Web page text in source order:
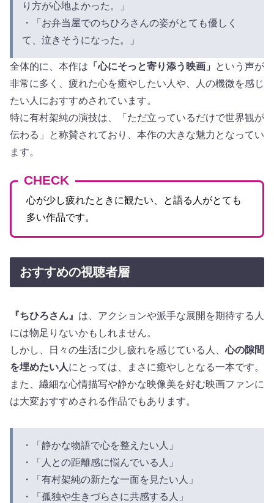
り方が心地よかった。」
・「お弁当屋でのちひろさんの姿がとても優しく
て、泣きそうになった。」
全体的に、本作は 「心にそっと寄り添う映画」
という声が
非常に多く、疲れた心を癒やしたい人や、人の機微を感じ
たい人におすすめされています。
特に有村架純の演技は、「ただ立っているだけで世界観が
伝わる」と称賛されており、本作の大きな魅力となってい
ます。
CHECK
心が少し疲れたときに観たい、と語る人がとても
多い作品です。
おすすめの視聴者層
『ちひろさん』 は、アクションや派手な展開を期待する人
には物足りないかもしれません。
しかし、日々の生活に少し疲れを感じている人、心の隙間
を埋めたい人にとっては、まさに癒やしとなる一本です。
また、繊細な心情描写や静かな映像美を好む映画ファンに
は大変おすすめされる作品でもあります。
・「静かな物語で心を整えたい人」
・「人との距離感に悩んでいる人」
・「有村架純の新たな一面を見たい人」
・「孤独や生きづらさに共感する人」